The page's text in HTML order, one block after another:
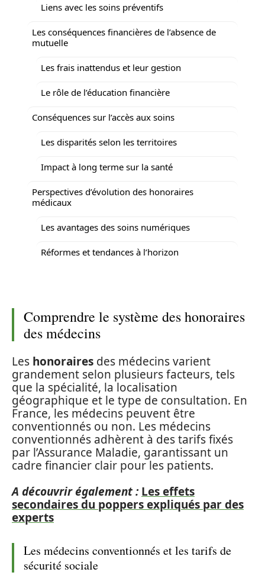
Liens avec les soins préventifs
Les conséquences financières de l’absence de
mutuelle
Les frais inattendus et leur gestion
Le rôle de l’éducation financière
Conséquences sur l’accès aux soins
Les disparités selon les territoires
Impact à long terme sur la santé
Perspectives d’évolution des honoraires
médicaux
Les avantages des soins numériques
Réformes et tendances à l’horizon
Comprendre le système des honoraires
des médecins
Les honoraires des médecins varient
grandement selon plusieurs facteurs, tels
que la spécialité, la localisation
géographique et le type de consultation. En
France, les médecins peuvent être
conventionnés ou non. Les médecins
conventionnés adhèrent à des tarifs fixés
par l’Assurance Maladie, garantissant un
cadre financier clair pour les patients.
A découvrir également : Les effets
secondaires du poppers expliqués par des
experts
Les médecins conventionnés et les tarifs de
sécurité sociale